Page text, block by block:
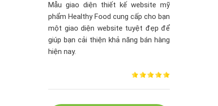
Mẫu giao diện thiết kế website mỹ
phẩm Healthy Food cung cấp cho bạn
một giao diện website tuyệt đẹp để
giúp bạn cải thiện khả năng bán hàng
hiện nay.